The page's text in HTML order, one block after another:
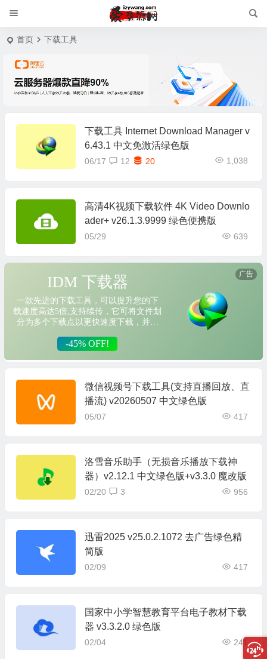
首页 下载工具
下载工具 Internet Download Manager v
6.43.1 中文免激活绿色版
06/17 1,038
12 20
高清4K视频下载软件 4K Video Downlo
ader+ v26.1.3.9999 绿色便携版
05/29 639
微信视频号下载工具(支持直播回放、直
播流) v20260507 中文绿色版
05/07 417
洛雪音乐助手（无损音乐播放下载神
器）v2.12.1 中文绿色版+v3.3.0 魔改版
02/20 956
3
迅雷2025 v25.0.2.1072 去广告绿色精
简版
02/09 417
国家中小学智慧教育平台电子教材下载
器 v3.3.2.0 绿色版
02/04 241